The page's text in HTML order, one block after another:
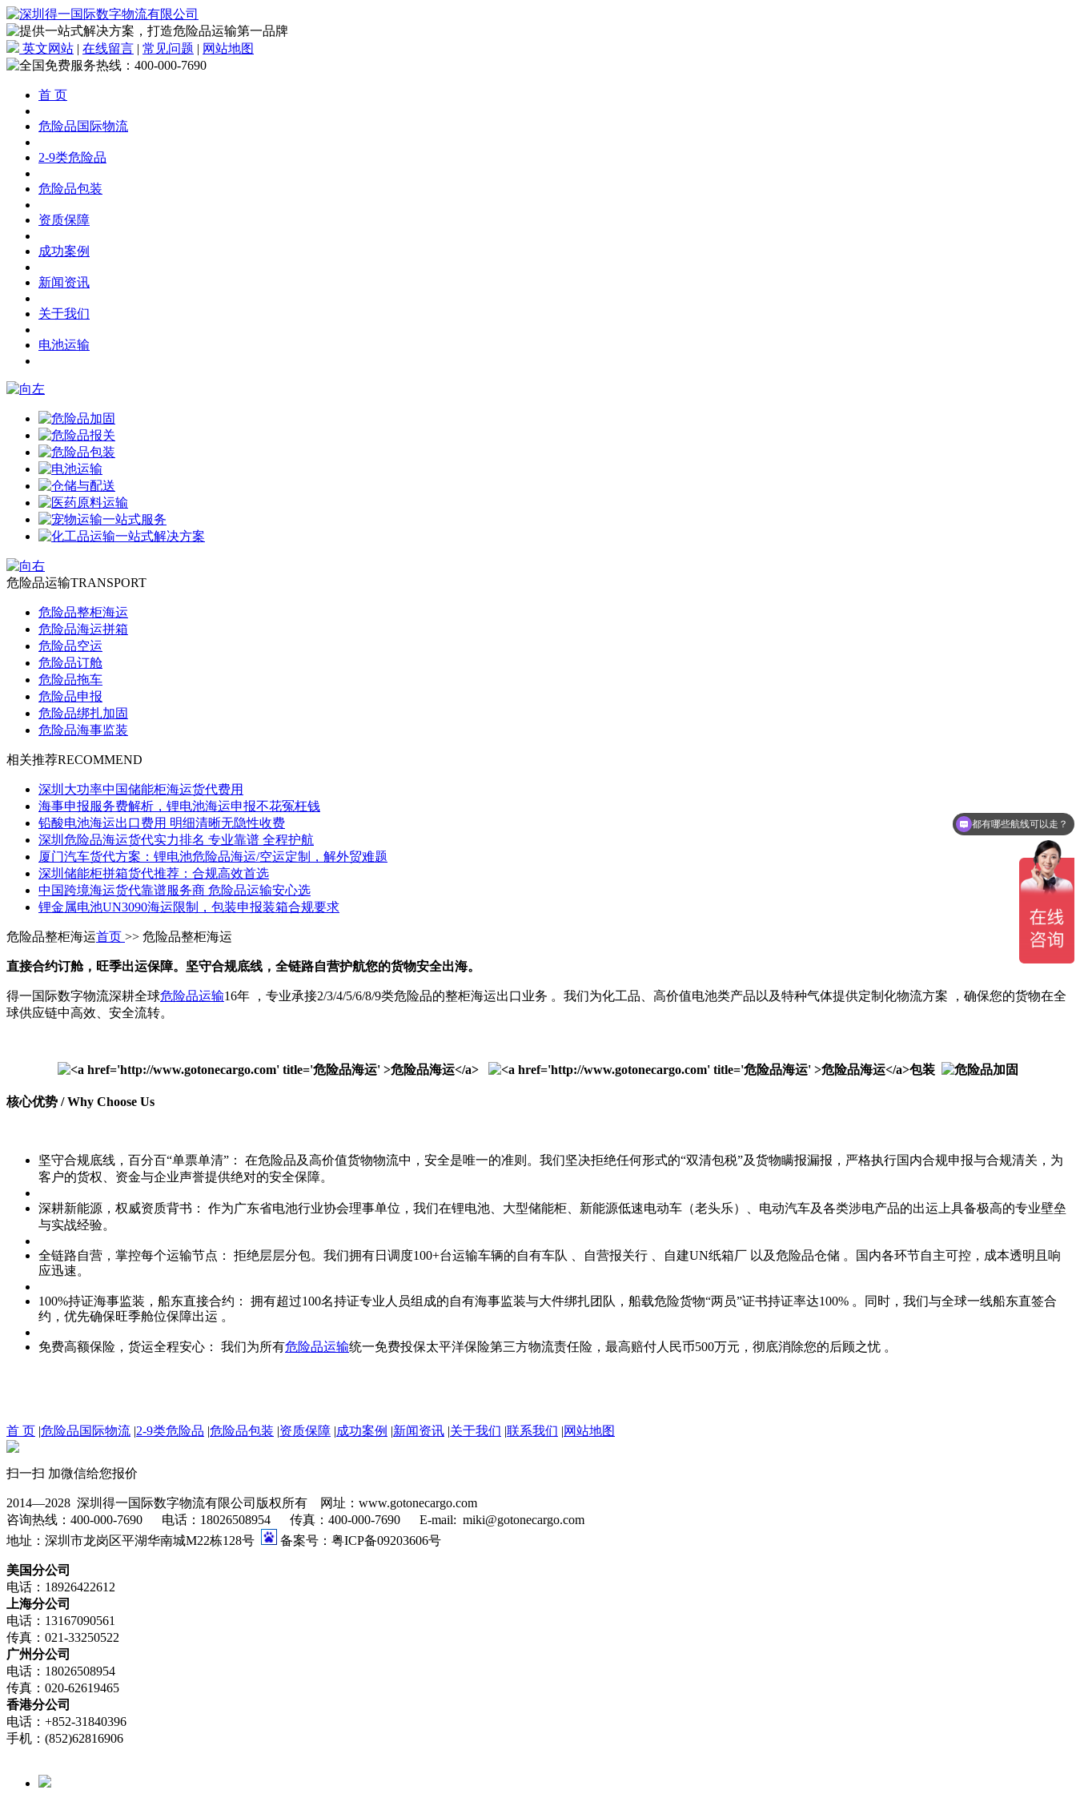
英文网站 | 在线留言 | 常见问题 | 网站地图
首 页
危险品国际物流
2-9类危险品
危险品包装
资质保障
成功案例
新闻资讯
关于我们
电池运输
危险品运输TRANSPORT
危险品整柜海运
危险品海运拼箱
危险品空运
危险品订舱
危险品拖车
危险品申报
危险品绑扎加固
危险品海事监装
相关推荐RECOMMEND
深圳大功率中国储能柜海运货代费用
海事申报服务费解析，锂电池海运申报不花冤枉钱
铅酸电池海运出口费用 明细清晰无隐性收费
深圳危险品海运货代实力排名 专业靠谱 全程护航
厦门汽车货代方案：锂电池危险品海运/空运定制，解外贸难题
深圳储能柜拼箱货代推荐：合规高效首选
中国跨境海运货代靠谱服务商 危险品运输安心选
锂金属电池UN3090海运限制，包装申报装箱合规要求
危险品整柜海运首页 >> 危险品整柜海运
直接合约订舱，旺季出运保障。坚守合规底线，全链路自营护航您的货物安全出海。
得一国际数字物流深耕全球危险品运输16年 ，专业承接2/3/4/5/6/8/9类危险品的整柜海运出口业务 。我们为化工品、高价值电池类产品以及特种气体提供定制化物流方案
，确保您的货物在全
球供应链中高效、安全流转。
核心优势 / Why Choose Us
坚守合规底线，百分百“单票单清”：
在危险品及高价值货物物流中，安全是唯一的准则。我们坚决拒绝任何形式的“双清包税”及货物瞒报漏报，严格执行国内合规申报与合规清关，为
客户的货权、资金与企业声誉提供绝对的安全保障。
深耕新能源，权威资质背书：
作为广东省电池行业协会理事单位，我们在锂电池、大型储能柜、新能源低速电动车（老头乐）、电动汽车及各类涉电产品的出运上具备极高的专业壁垒
与实战经验。
全链路自营，掌控每个运输节点： 拒绝层层分包。我们拥有日调度100+台运输车辆的自有车队 、自营报关行 、自建UN纸箱厂 以及危险品仓储 。国内各环节自主可控，成本透明且响
应迅速。
100%持证海事监装，船东直接合约： 拥有超过100名持证专业人员组成的自有海事监装与大件绑扎团队，船载危险货物“两员”证书持证率达100% 。同时，我们与全球一线船东直签合
约，优先确保旺季舱位保障出运 。
免费高额保险，货运全程安心： 我们为所有危险品运输统一免费投保太平洋保险第三方物流责任险，最高赔付人民币500万元，彻底消除您的后顾之忧 。
首 页 |危险品国际物流 |2-9类危险品 |危险品包装 |资质保障 |成功案例 |新闻资讯 |关于我们 |联系我们 |网站地图
扫一扫 加微信给您报价
2014—2028 深圳得一国际数字物流有限公司版权所有 网址：www.gotonecargo.com
咨询热线：400-000-7690 电话：18026508954 传真：400-000-7690 E-mail: miki@gotonecargo.com
地址：深圳市龙岗区平湖华南城M22栋128号
备案号：粤ICP备09203606号
美国分公司
电话：18926422612
上海分公司
电话：13167090561
传真：021-33250522
广州分公司
电话：18026508954
传真：020-62619465
香港分公司
电话：+852-31840396
手机：(852)62816906
都有哪些航线可以走？